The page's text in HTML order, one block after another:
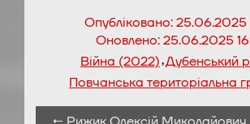
Опубліковано:25.06.2025
Оновлено:25.06.2025
Війна (2022),Дубенський
Повчанська територіальна